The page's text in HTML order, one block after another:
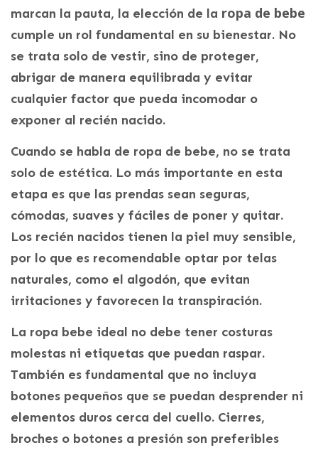
marcan la pauta, la elección de la ropa de bebe
cumple un rol fundamental en su bienestar. No
se trata solo de vestir, sino de proteger,
abrigar de manera equilibrada y evitar
cualquier factor que pueda incomodar o
exponer al recién nacido.
Cuando se habla de ropa de bebe, no se trata
solo de estética. Lo más importante en esta
etapa es que las prendas sean seguras,
cómodas, suaves y fáciles de poner y quitar.
Los recién nacidos tienen la piel muy sensible,
por lo que es recomendable optar por telas
naturales, como el algodón, que evitan
irritaciones y favorecen la transpiración.
La ropa bebe ideal no debe tener costuras
molestas ni etiquetas que puedan raspar.
También es fundamental que no incluya
botones pequeños que se puedan desprender ni
elementos duros cerca del cuello. Cierres,
broches o botones a presión son preferibles